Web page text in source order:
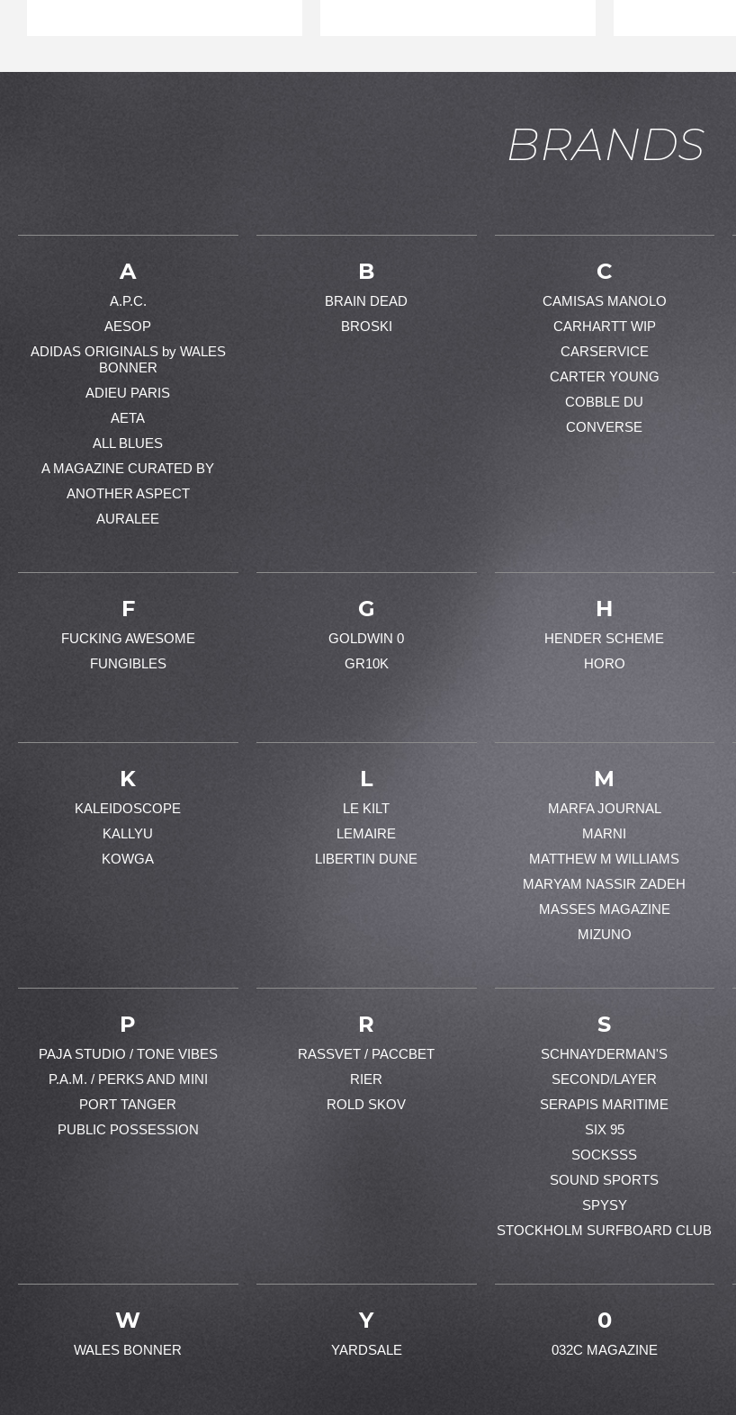
BRANDS
A
A.P.C.
AESOP
ADIDAS ORIGINALS by WALES
BONNER
ADIEU PARIS
AETA
ALL BLUES
A MAGAZINE CURATED BY
ANOTHER ASPECT
AURALEE
B
BRAIN DEAD
BROSKI
C
CAMISAS MANOLO
CARHARTT WIP
CARSERVICE
CARTER YOUNG
COBBLE DU
CONVERSE
F
FUCKING AWESOME
FUNGIBLES
G
GOLDWIN 0
GR10K
H
HENDER SCHEME
HORO
K
KALEIDOSCOPE
KALLYU
KOWGA
L
LE KILT
LEMAIRE
LIBERTIN DUNE
M
MARFA JOURNAL
MARNI
MATTHEW M WILLIAMS
MARYAM NASSIR ZADEH
MASSES MAGAZINE
MIZUNO
P
PAJA STUDIO / TONE VIBES
P.A.M. / PERKS AND MINI
PORT TANGER
PUBLIC POSSESSION
R
RASSVET / PACCBET
RIER
ROLD SKOV
S
SCHNAYDERMAN'S
SECOND/LAYER
SERAPIS MARITIME
SIX 95
SOCKSSS
SOUND SPORTS
SPYSY
STOCKHOLM SURFBOARD CLUB
W
WALES BONNER
Y
YARDSALE
0
032C MAGAZINE